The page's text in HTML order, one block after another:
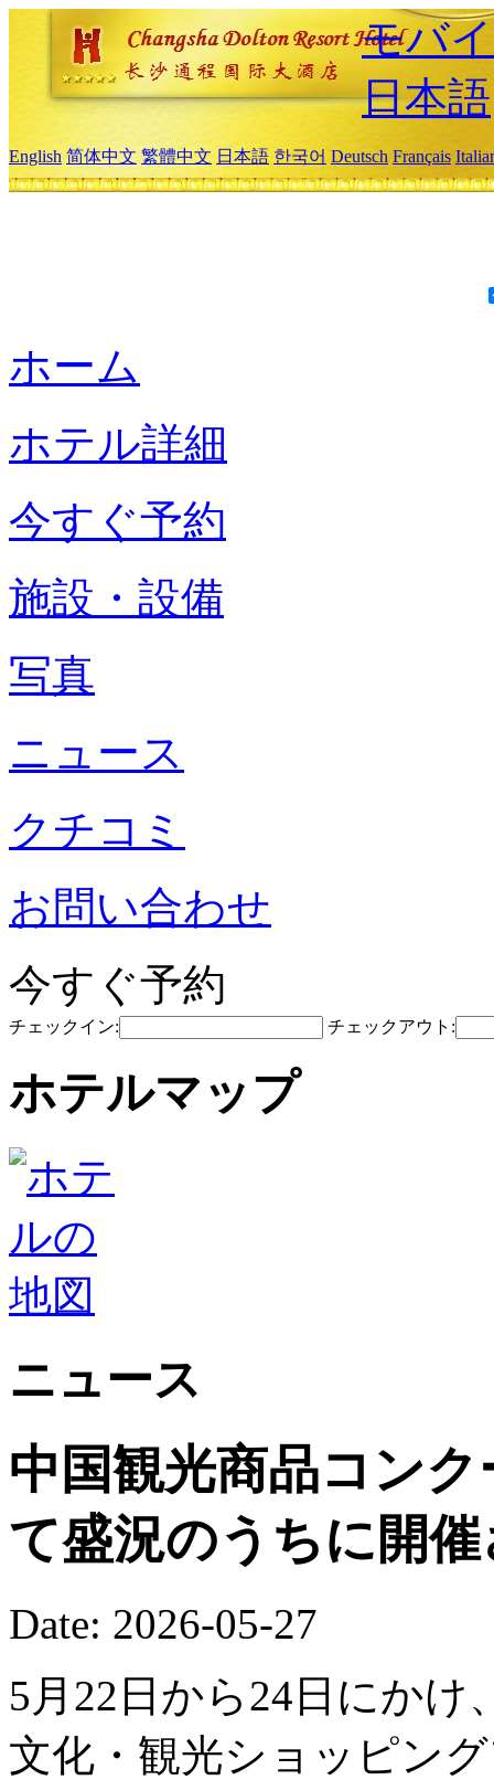
モバ
日本語
English 简体中文 繁體中文 日本語 한국어 Deutsch Français
ホーム
ホテル詳細
今すぐ予約
施設・設備
写真
ニュース
クチコミ
お問い合わせ
今すぐ予約
チェックイン: チェックアウト:
ホテルマップ
ニュース
中国観光商品コン
て盛況のうちに開
Date: 2026-05-27
5月22日から24日にかけ
文化・観光ショッピン